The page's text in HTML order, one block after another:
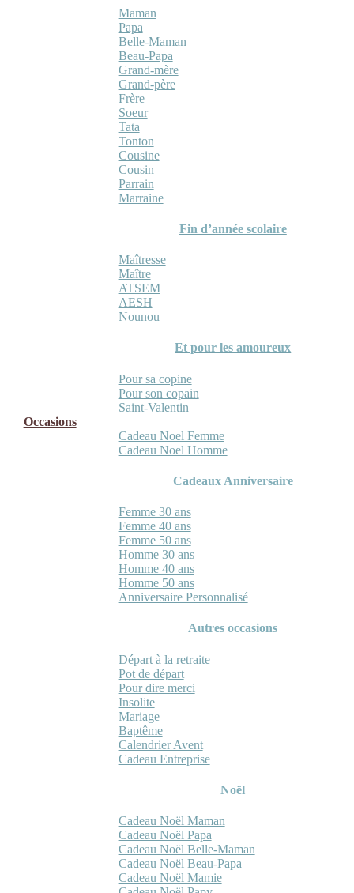
Maman
Papa
Belle-Maman
Beau-Papa
Grand-mère
Grand-père
Frère
Soeur
Tata
Tonton
Cousine
Cousin
Parrain
Marraine
Fin d’année scolaire
Maîtresse
Maître
ATSEM
AESH
Nounou
Et pour les amoureux
Pour sa copine
Pour son copain
Saint-Valentin
Occasions
Cadeau Noel Femme
Cadeau Noel Homme
Cadeaux Anniversaire
Femme 30 ans
Femme 40 ans
Femme 50 ans
Homme 30 ans
Homme 40 ans
Homme 50 ans
Anniversaire Personnalisé
Autres occasions
Départ à la retraite
Pot de départ
Pour dire merci
Insolite
Mariage
Baptême
Calendrier Avent
Cadeau Entreprise
Noël
Cadeau Noël Maman
Cadeau Noël Papa
Cadeau Noël Belle-Maman
Cadeau Noël Beau-Papa
Cadeau Noël Mamie